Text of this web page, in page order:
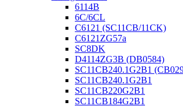
6114B
6C/6CL
C6121 (SC11CB/11CK)
C6121ZG57a
SC8DK
D4114ZG3B (DB0584)
SC11CB240.1G2B1
SC11CB240.1G2B1
SC11CB220G2B1
SC11CB184G2B1